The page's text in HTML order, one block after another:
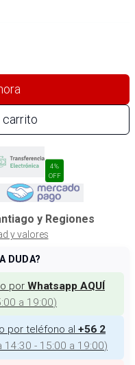
carrito
4%
OFF
y Regiones
y valores
DUDA?
por Whatsapp AQUÍ
a 19:00)
por teléfono al +56 2
14:30 - 15:00 a 19:00)